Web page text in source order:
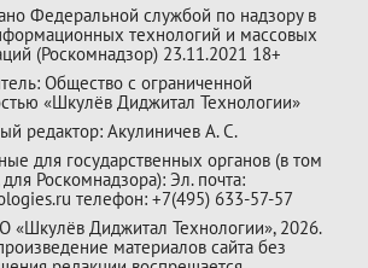
Федеральной службой по надзору в
технологий и массовых
(Роскомнадзор) 23.11.2021 18+
Общество с ограниченной
«Шкулёв Диджитал Технологии»
редактор: Акулиничев А. С.
для государственных органов (в том
Роскомнадзора): Эл. почта:
телефон: +7(495) 633-57-57
«Шкулёв Диджитал Технологии», 2026.
материалов сайта без